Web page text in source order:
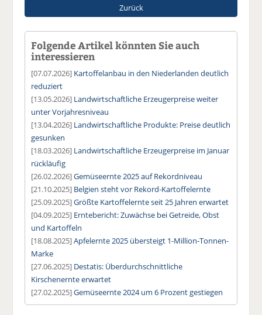
Zurück
Folgende Artikel könnten Sie auch
interessieren
[07.07.2026] Kartoffelanbau in den Niederlanden deutlich
reduziert
[13.05.2026] Landwirtschaftliche Erzeugerpreise weiter
unter Vorjahresniveau
[13.04.2026] Landwirtschaftliche Produkte: Preise deutlich
gesunken
[18.03.2026] Landwirtschaftliche Erzeugerpreise im Januar
rückläufig
[26.02.2026]Gemüseernte 2025 auf Rekordniveau
[21.10.2025] Belgien steht vor Rekord-Kartoffelernte
[25.09.2025]Größte Kartoffelernte seit 25 Jahren erwartet
[04.09.2025] Erntebericht: Zuwächse bei Getreide, Obst
und Kartoffeln
[18.08.2025]Apfelernte 2025 übersteigt 1-Million-Tonnen-
Marke
[27.06.2025] Destatis: Überdurchschnittliche
Kirschenernte erwartet
[27.02.2025]Gemüseernte 2024 um 6 Prozent gestiegen